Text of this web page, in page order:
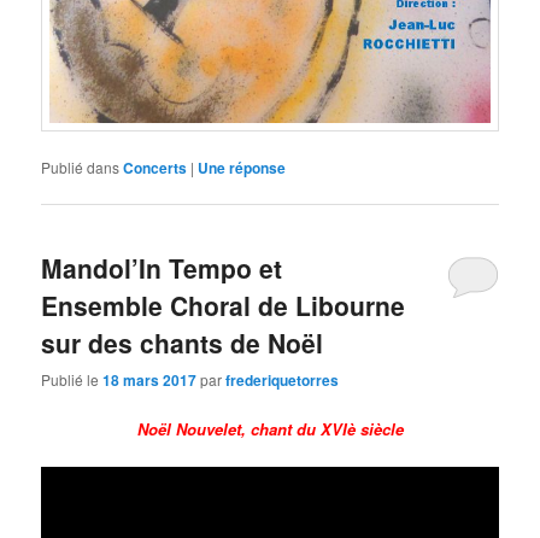
Publié dansConcerts | Uneréponse
Mandol’In Tempo et
Ensemble Choral de Libourne
sur des chants de Noël
Publié le18 mars 2017parfrederiquetorres
Noël Nouvelet, chant du XVIè siècle